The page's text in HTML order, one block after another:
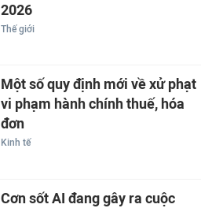
2026
Thế giới
Một số quy định mới về xử phạt
vi phạm hành chính thuế, hóa
đơn
Kinh tế
Cơn sốt AI đang gây ra cuộc